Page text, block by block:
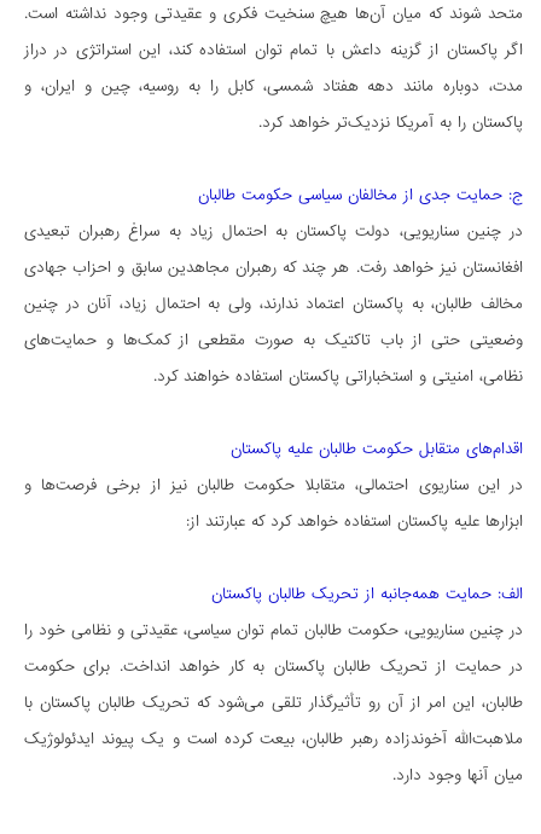
متحد شوند که میان آن‌ها هیچ سنخیت فکری و عقیدتی وجود نداشته است.
اگر پاکستان از گزینه داعش با تمام توان استفاده کند، این استراتژی در دراز
مدت، دوباره مانند دهه هفتاد شمسی، کابل را به روسیه، چین و ایران، و
پاکستان را به آمریکا نزدیک‌تر خواهد کرد.
ج: حمایت جدی از مخالفان سیاسی حکومت طالبان
در چنین سناریویی، دولت پاکستان به احتمال زیاد به سراغ رهبران تبعیدی
افغانستان نیز خواهد رفت. هر چند که رهبران مجاهدین سابق و احزاب جهادی
مخالف طالبان، به پاکستان اعتماد ندارند، ولی به احتمال زیاد، آنان در چنین
وضعیتی حتی از باب تاکتیک به صورت مقطعی از کمک‌ها و حمایت‌های
نظامی، امنیتی و استخباراتی پاکستان استفاده خواهند کرد.
اقدام‌های متقابل حکومت طالبان علیه پاکستان
در این سناریوی احتمالی، متقابلا حکومت طالبان نیز از برخی فرصت‌ها و
ابزارها علیه پاکستان استفاده خواهد کرد که عبارتند از:
الف: حمایت همه‌جانبه از تحریک طالبان پاکستان
در چنین سناریویی، حکومت طالبان تمام توان سیاسی، عقیدتی و نظامی خود را
در حمایت از تحریک طالبان پاکستان به کار خواهد انداخت. برای حکومت
طالبان، این امر از آن رو تأثیرگذار تلقی می‌شود که تحریک طالبان پاکستان با
ملاهبت‌الله آخوندزاده رهبر طالبان، بیعت کرده است و یک پیوند ایدئولوژیک
میان آنها وجود دارد.